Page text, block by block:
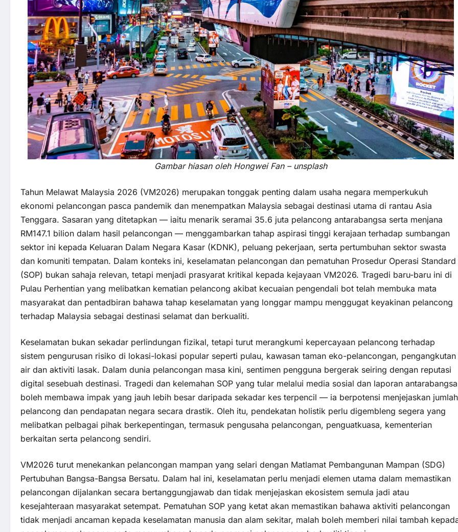
Gambar hiasan oleh Hongwei Fan – unsplash
Tahun Melawat Malaysia 2026 (VM2026) merupakan tonggak penting dalam usaha negara memperkukuh
ekonomi pelancongan pasca pandemik dan menempatkan Malaysia sebagai destinasi utama di rantau Asia
Tenggara. Sasaran yang ditetapkan — iaitu menarik seramai 35.6 juta pelancong antarabangsa serta menjana
RM147.1 bilion dalam hasil pelancongan — menggambarkan tahap aspirasi tinggi kerajaan terhadap sumbangan
sektor ini kepada Keluaran Dalam Negara Kasar (KDNK), peluang pekerjaan, serta pertumbuhan sektor swasta
dan komuniti tempatan. Dalam konteks ini, keselamatan pelancongan dan pematuhan Prosedur Operasi Standard
(SOP) bukan sahaja relevan, tetapi menjadi prasyarat kritikal kepada kejayaan VM2026. Tragedi baru-baru ini di
Pulau Perhentian yang melibatkan kematian pelancong akibat kecuaian pengendali bot telah membuka mata
masyarakat dan pentadbiran bahawa tahap keselamatan yang longgar mampu menggugat keyakinan pelancong
terhadap Malaysia sebagai destinasi selamat dan berkualiti.
Keselamatan bukan sekadar perlindungan fizikal, tetapi turut merangkumi kepercayaan pelancong terhadap
sistem pengurusan risiko di lokasi-lokasi popular seperti pulau, kawasan taman eko-pelancongan, pengangkutan
air dan aktiviti lasak. Dalam dunia pelancongan masa kini, sentimen pengguna bergerak seiring dengan reputasi
digital sesebuah destinasi. Tragedi dan kelemahan SOP yang tular melalui media sosial dan laporan antarabangsa
boleh membawa impak yang jauh lebih besar daripada sekadar kes terpencil — ia berpotensi menjejaskan jumlah
pelancong dan pendapatan negara secara drastik. Oleh itu, pendekatan holistik perlu digembleng segera yang
melibatkan pelbagai pihak berkepentingan, termasuk pengusaha pelancongan, penguatkuasa, kementerian
berkaitan serta pelancong sendiri.
VM2026 turut menekankan pelancongan mampan yang selari dengan Matlamat Pembangunan Mampan (SDG)
Pertubuhan Bangsa-Bangsa Bersatu. Dalam hal ini, keselamatan perlu menjadi elemen utama dalam memastikan
pelancongan dijalankan secara bertanggungjawab dan tidak menjejaskan ekosistem semula jadi atau
kesejahteraan masyarakat setempat. Pematuhan SOP yang ketat akan memastikan bahawa aktiviti pelancongan
tidak menjadi ancaman kepada keselamatan manusia dan alam sekitar, malah boleh memberi nilai tambah